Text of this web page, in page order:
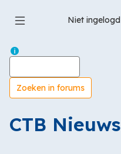
naar
Niet ingelogd
CTB Nieuws